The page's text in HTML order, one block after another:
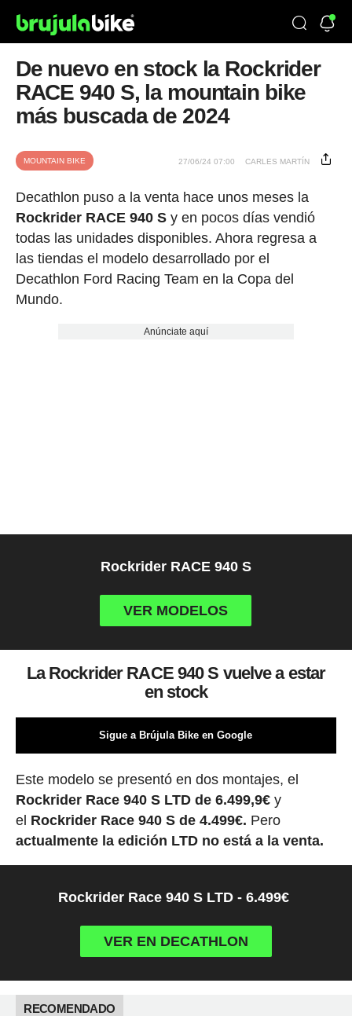
De nuevo en stock la Rockrider
RACE 940 S, la mountain bike
más buscada de 2024
MOUNTAIN BIKE 27/06/24 07:00 CARLES MARTÍN
Decathlon puso a la venta hace unos meses la
Rockrider RACE 940 Sy en pocos días vendió
todas las unidades disponibles. Ahora regresa a
las tiendas el modelo desarrollado por el
Decathlon Ford Racing Team en la Copa del
Mundo.
Anúnciate aquí
Rockrider RACE 940 S
VER MODELOS
La Rockrider RACE 940 S vuelve a estar
en stock
Sigue a Brújula Bike en Google
Este modelo se presentó en dos montajes, el
Rockrider Race 940 S LTD de 6.499,9€y
el Rockrider Race 940 S de 4.499€. Pero
actualmente la edición LTD no está a la venta.
Rockrider Race 940 S LTD - 6.499€
VER EN DECATHLON
RECOMENDADO